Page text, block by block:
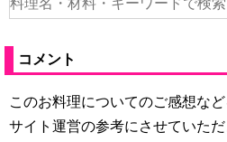
コメント
このお料理についてのご感想など
サイト運営の参考にさせていただ